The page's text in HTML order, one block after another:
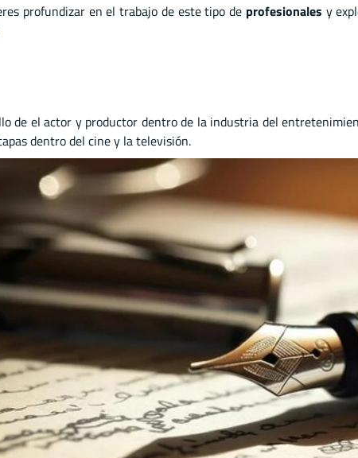
profundizar en el trabajo de este tipo de profesionales y
de el actor y productor dentro de la industria del
dentro del cine y la televisión.